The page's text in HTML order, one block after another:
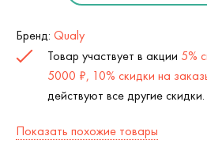
Бренд: Qualy
Товар участвует в акции 5%
5000 ₽, 10% скидки на
действуют все другие скидки.
Показать похожие товары